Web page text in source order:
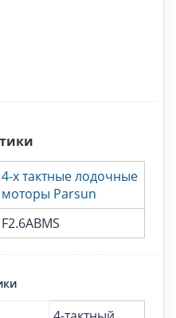
4-х тактные лодочные
моторы Parsun
F2.6ABMS